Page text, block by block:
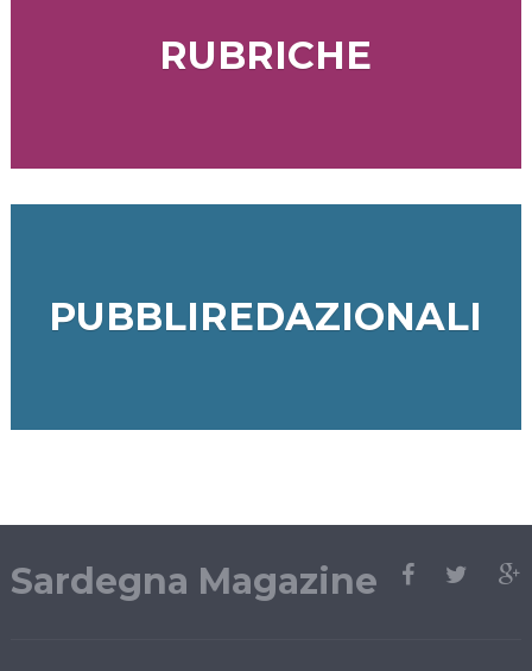
RUBRICHE
PUBBLIREDAZIONALI
Sardegna Magazine